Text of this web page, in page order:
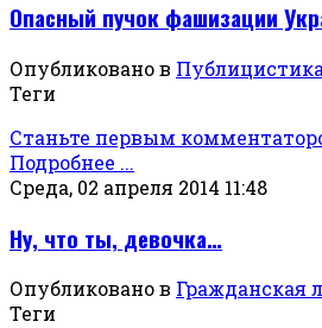
Опасный пучок фашизации
Опубликовано в Публицистика
Теги
Станьте первым
Подробнее ...
Среда, 02 апреля 2014 11:48
Ну, что ты, девочка…
Опубликовано в Гражданская
Теги